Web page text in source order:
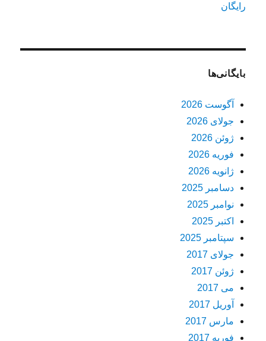
رایگان
بایگانی‌ها
آگوست 2026
جولای 2026
ژوئن 2026
فوریه 2026
ژانویه 2026
دسامبر 2025
نوامبر 2025
اکتبر 2025
سپتامبر 2025
جولای 2017
ژوئن 2017
می 2017
آوریل 2017
مارس 2017
فوریه 2017